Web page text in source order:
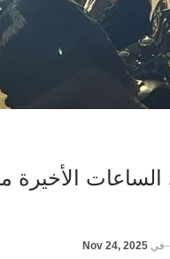
الأخيرة
في Nov 24, 2025